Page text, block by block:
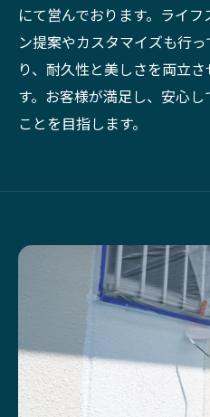
にて営んでおります。ライ
ン提案やカスタマイズも行
り、耐久性と美しさを両立
す。お客様が満足し、安心
ことを目指します。